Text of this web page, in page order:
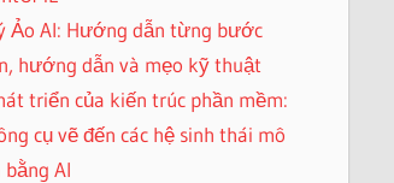
Ảo AI: Hướng dẫn từng bước
hướng dẫn và mẹo kỹ thuật
triển của kiến trúc phần mềm:
cụ vẽ đến các hệ sinh thái mô
AI